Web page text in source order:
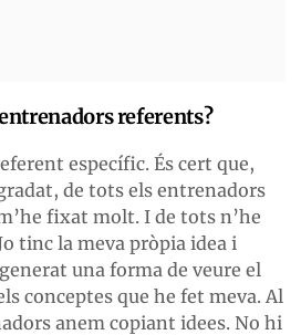
referents?
específic. És cert que,
de tots els entrenadors
fixat molt. I de tots n’he
tinc la meva pròpia idea i
una forma de veure el
conceptes que he fet meva. Al
anem copiant idees. No hi